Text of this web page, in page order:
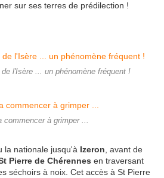
sur ses terres de prédilection !
l'Isère ... un phénomène fréquent !
commencer à grimper ...
la nationale jusqu'à Izeron , avant de
Pierre de Chérennes en traversant
séchoirs à noix. Cet accès à St Pierre